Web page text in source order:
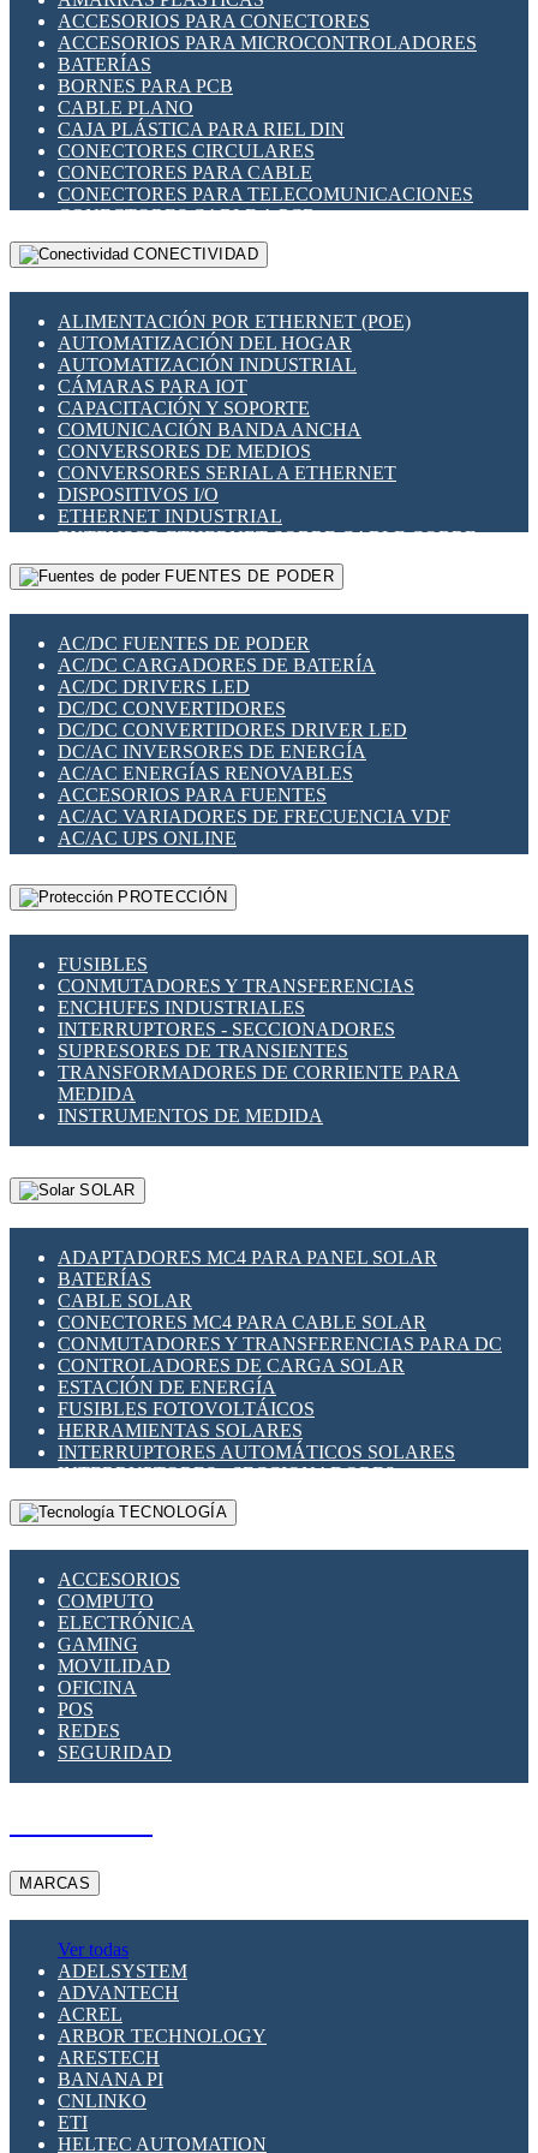
INDICADORES PARA PANEL
INTERFACES DE RELÉ
INTERRUPTORES FIN DE CARRERA
LLAVES CONMUTADORAS
MEDIDORES DE ENERGÍA Y TC'S DE CORRIENTE
MOTORES PASO A PASO
PANTALLAS HMI
PLC -CONTROLADORES LÓGICO PROGRAMABLES
PROGRAMADORES DE HORARIO
RELÉS DE PROTECCIÓN
SENSORES CAPACITIVOS
SENSORES INDUCTIVOS
TEMPORIZADORES
VARIACS
VARIADORES DE FRECUENCIA [VDF]
SECCIONADORES - INTERRUPTORES
MAQUINARIA
ACCESORIOS PARA CONECTORES
ACCESORIOS PARA MICROCONTROLADORES
BATERÍAS
BORNES PARA PCB
CABLE PLANO
CAJA PLÁSTICA PARA RIEL DIN
CONECTORES CIRCULARES
CONECTORES PARA CABLE
CONECTORES PARA TELECOMUNICACIONES
CONECTORES CABLE A PCB
CONECTORES PCB A CABLE
DIP SWITCHES
HERRAMIENTAS VARIAS
ILUMINACIÓN LED
INTERRUPTORES REED
INTERFACES DE RELÉ
OTROS RELÉS
PROTECCIÓN TÉRMICA
RELÉS AUTOMOTRICES
RELÉS DE SEÑAL
RELÉS DE ESTADO SÓLIDO SSR
RELÉS INDUSTRIALES
RELÉS MINIATURA DE POTENCIA
SENSORES MAGNÉTICOS
SWITCH Y MICROSWITCH
TARJETAS PI
UNIÓN Y DERIVACIÓN DE CABLE
CONECTIVIDAD
ALIMENTACIÓN POR ETHERNET (POE)
AUTOMATIZACIÓN DEL HOGAR
AUTOMATIZACIÓN INDUSTRIAL
CÁMARAS PARA IOT
CAPACITACIÓN Y SOPORTE
COMUNICACIÓN BANDA ANCHA
CONVERSORES DE MEDIOS
CONVERSORES SERIAL A ETHERNET
DISPOSITIVOS I/O
ETHERNET INDUSTRIAL
EXTENSOR ETHERNET SOBRE CABLE COBRE
GATEWAY LORAWAN
GESTIÓN DE REDES
PLACAS MODULARES IOT
SWITCHES Y REDES WIFI
SOLUCIONES IOT
SOLUCIONES LORAWAN
SOLUCIONES RED CELULAR
SEGURIDAD PARA REDES
SWITCHES LAN
TELEFONÍA IP (VOIP)
VIGILANCIA IP (CCTV)
MESHTASTIC
FUENTES DE PODER
AC/DC FUENTES DE PODER
AC/DC CARGADORES DE BATERÍA
AC/DC DRIVERS LED
DC/DC CONVERTIDORES
DC/DC CONVERTIDORES DRIVER LED
DC/AC INVERSORES DE ENERGÍA
AC/AC ENERGÍAS RENOVABLES
ACCESORIOS PARA FUENTES
AC/AC VARIADORES DE FRECUENCIA VDF
AC/AC UPS ONLINE
PROTECCIÓN
FUSIBLES
CONMUTADORES Y TRANSFERENCIAS
ENCHUFES INDUSTRIALES
INTERRUPTORES - SECCIONADORES
SUPRESORES DE TRANSIENTES
TRANSFORMADORES DE CORRIENTE PARA
MEDIDA
INSTRUMENTOS DE MEDIDA
SOLAR
ADAPTADORES MC4 PARA PANEL SOLAR
BATERÍAS
CABLE SOLAR
CONECTORES MC4 PARA CABLE SOLAR
CONMUTADORES Y TRANSFERENCIAS PARA DC
CONTROLADORES DE CARGA SOLAR
ESTACIÓN DE ENERGÍA
FUSIBLES FOTOVOLTÁICOS
HERRAMIENTAS SOLARES
INTERRUPTORES AUTOMÁTICOS SOLARES
INTERRUPTORES - SECCIONADORES
FOTOVOLTÁICOS
MONTAJE PANEL SOLAR
SUPRESOR DE TRANSIENTES SPDS PARA
APLICACIONES FOTOVOLTAICAS
TECNOLOGÍA
ACCESORIOS
COMPUTO
ELECTRÓNICA
GAMING
MOVILIDAD
OFICINA
POS
REDES
SEGURIDAD
MARCAS
Ver todas
ADELSYSTEM
ADVANTECH
ACREL
ARBOR TECHNOLOGY
ARESTECH
BANANA PI
CNLINKO
ETI
HELTEC AUTOMATION